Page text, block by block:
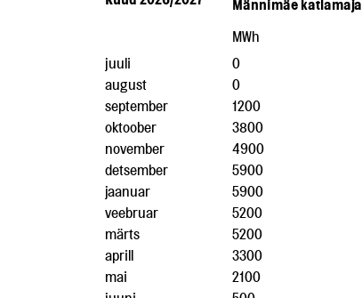
Männimäe katlamaja
MWh
juuli
0
august
0
september
1200
oktoober
3800
november
4900
detsember
5900
jaanuar
5900
veebruar
5200
märts
5200
aprill
3300
mai
2100